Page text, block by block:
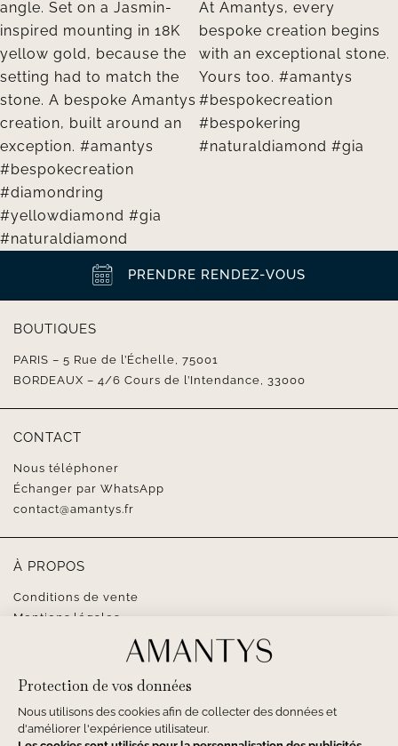
PRENDRE RENDEZ-VOUS
BOUTIQUES
PARIS – 5 Rue de l’Échelle, 75001
BORDEAUX – 4/6 Cours de l’Intendance, 33000
CONTACT
Nous téléphoner
Échanger par WhatsApp
contact@amantys.fr
À PROPOS
Conditions de vente
Mentions légales
SUIVEZ-NOUS